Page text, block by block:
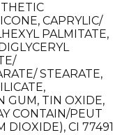
CAPRYLIC/
PALMITATE,
STEARATE,
GUM, TIN OXIDE,
CONTAIN/PEUT
DIOXIDE), CI 77491